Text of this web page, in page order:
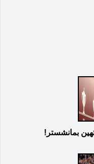
بمانشستر!